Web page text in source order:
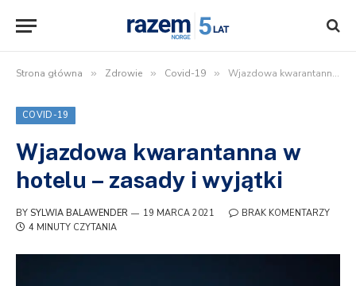
Strona główna » Zdrowie » Covid-19 » Wjazdowa kwarantanna w hotelu – zasady i wyjątki
COVID-19
Wjazdowa kwarantanna w
hotelu – zasady i wyjątki
BY SYLWIA BALAWENDER 19 MARCA 2021
BRAK KOMENTARZY
4 MINUTY CZYTANIA